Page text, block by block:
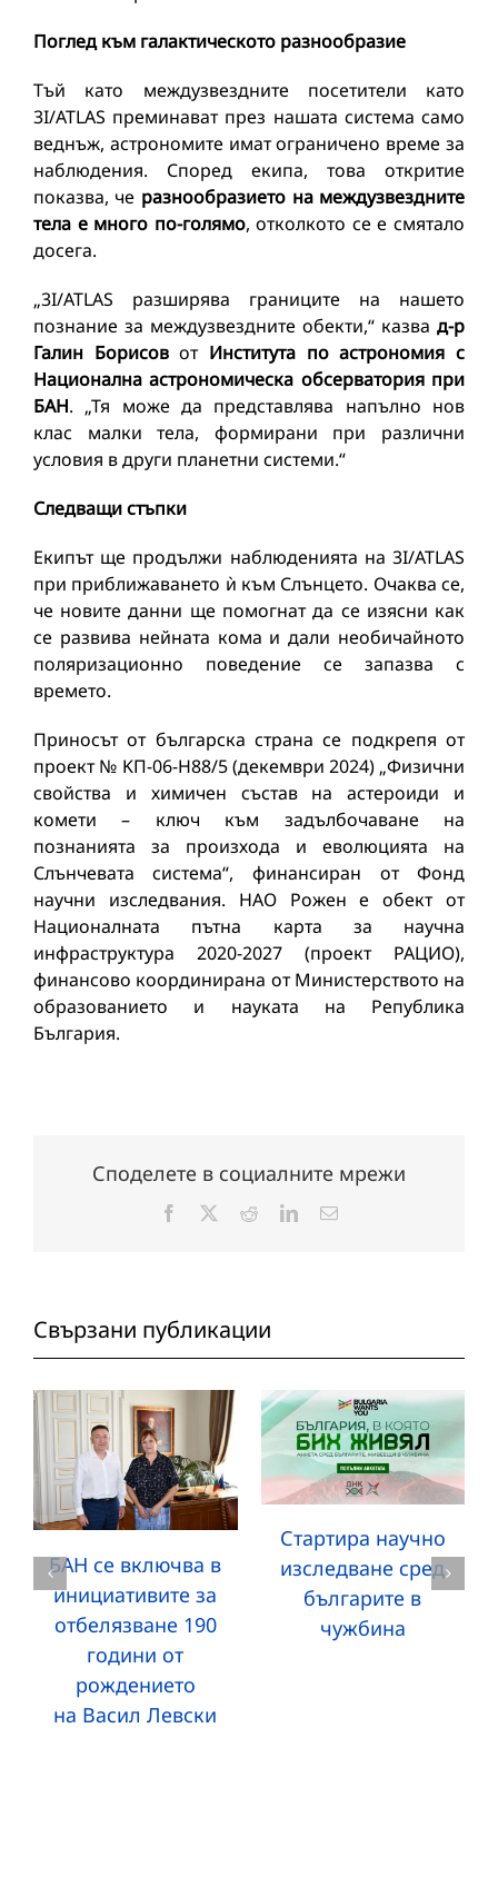
Поглед към галактическото разнообразие
Тъй като междузвездните посетители като
3I/ATLAS преминават през нашата система само
веднъж, астрономите имат ограничено време за
наблюдения. Според екипа, това откритие
показва, че разнообразието на междузвездните
тела е много по-голямо, отколкото се е смятало
досега.
„3I/ATLAS разширява границите на нашето
познание за междузвездните обекти,“ казвад-р
Галин Борисовот Института по астрономия с
Национална астрономическа обсерватория при
БАН. „Тя може да представлява напълно нов
клас малки тела, формирани при различни
условия в други планетни системи.“
Следващи стъпки
Екипът ще продължи наблюденията на 3I/ATLAS
при приближаването ѝ към Слънцето. Очаква се,
че новите данни ще помогнат да се изясни как
се развива нейната кома и дали необичайното
поляризационно поведение се запазва с
времето.
Приносът от българска страна се подкрепя от
проект № KΠ-06-H88/5 (декември 2024) „Физични
свойства и химичен състав на астероиди и
комети – ключ към задълбочаване на
познанията за произхода и еволюцията на
Слънчевата система“, финансиран от Фонд
научни изследвания. НАО Рожен е обект от
Националната пътна карта за научна
инфраструктура 2020-2027 (проект РАЦИО),
финансово координирана от Министерството на
образованието и науката на Република
България.
Споделете в социалните мрежи
Facebook RedditLinkedInЕлектронна
Свързани публикации
БАН се включва в
инициативите за
отбелязване 190
години от
рождението
на Васил Левски
Стартира научно
изследване сред
българите в
чужбина